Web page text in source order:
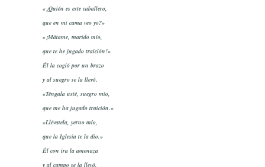
«¿Quién es este caballero,
que en mi cama veo yo?»
«¡Mátame, marido mío,
que te he jugado traición!»
Él la cogió por un brazo
y al suegro se la llevó.
«Téngala usté, suegro mío,
que me ha jugado traición.»
«Llévatela, yerno mío,
que la Iglesia te la dio.»
Él con ira la amenaza
y al campo se la llevó.